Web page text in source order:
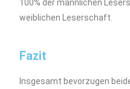
100% der männlichen
weiblichen Leserschaft.
Fazit
Insgesamt bevorzugen